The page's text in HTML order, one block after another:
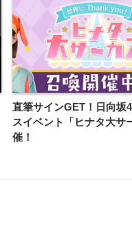
直筆サインGET！日向坂
スイベント「ヒナタ大サ
催！